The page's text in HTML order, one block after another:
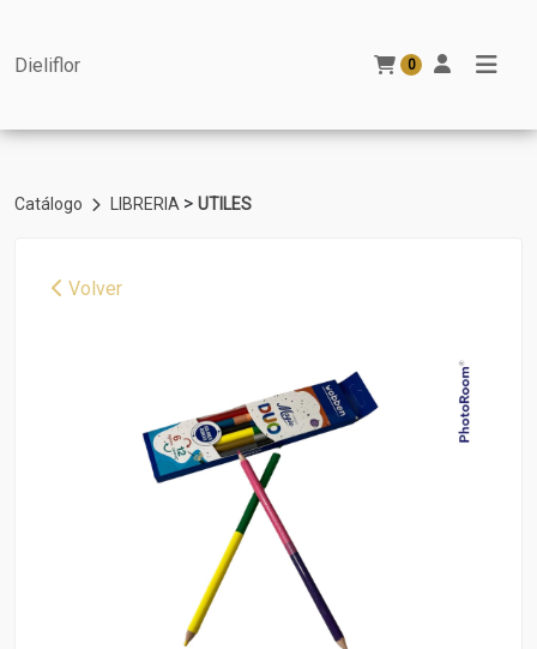
Dieliflor 0
Catálogo LIBRERIA > UTILES
Volver